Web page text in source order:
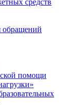
обращений
помощи